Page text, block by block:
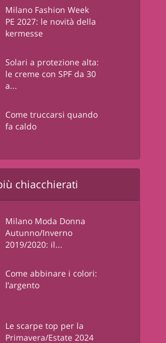
Milano Fashion Week
PE 2027: le novità della
kermesse
Solari a protezione alta:
le creme con SPF da 30
a...
Come truccarsi quando
fa caldo
chiacchierati
Milano Moda Donna
Autunno/Inverno
2019/2020: il...
Come abbinare i colori:
l’argento
Le scarpe top per la
Primavera/Estate 2024